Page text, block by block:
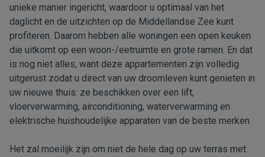
unieke manier ingericht, waardoor u optimaal van het
daglicht en de uitzichten op de Middellandse Zee kunt
profiteren. Daarom hebben alle woningen een open keuken
die uitkomt op een woon-/eetruimte en grote ramen. En dat
is nog niet alles, want deze appartementen zijn volledig
uitgerust zodat u direct van uw droomleven kunt genieten in
uw nieuwe thuis: ze beschikken over een lift,
vloerverwarming, airconditioning, waterverwarming en
elektrische huishoudelijke apparaten van de beste merken.
Het zal moeilijk zijn om niet de hele dag op uw terras met